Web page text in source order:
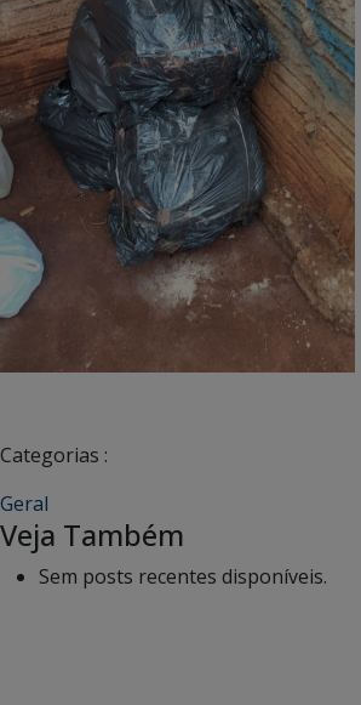
Categorias :
Geral
Veja Também
Sem posts recentes disponíveis.